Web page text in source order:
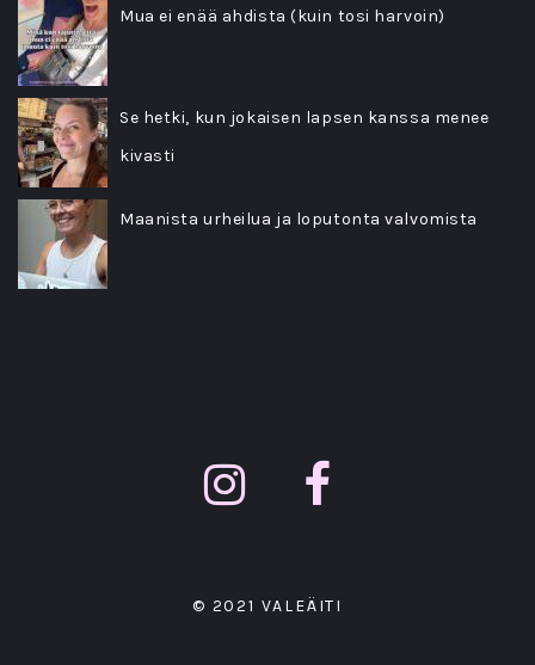
Mua ei enää ahdista (kuin tosi harvoin)
Se hetki, kun jokaisen lapsen kanssa menee
kivasti
Maanista urheilua ja loputonta valvomista
© 2021 VALEÄITI